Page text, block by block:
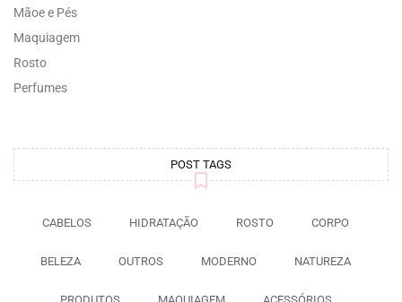
Mãoe e Pés
Maquiagem
Rosto
Perfumes
POST TAGS
CABELOS HIDRATAÇÃO ROSTO CORPO
BELEZA OUTROS MODERNO NATUREZA